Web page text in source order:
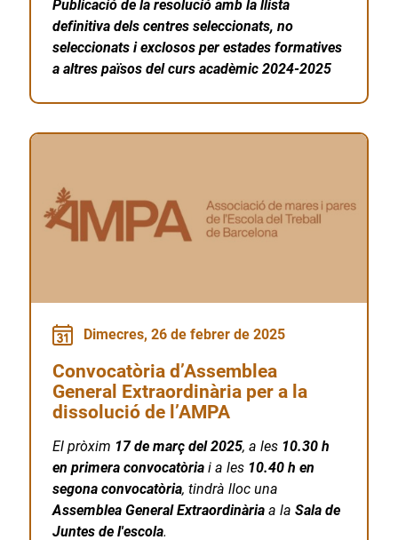
Publicació de la resolució amb la llista
definitiva dels centres seleccionats, no
seleccionats i exclosos per estades formatives
a altres països del curs acadèmic 2024-2025
Dimecres, 26 de febrer de 2025
Convocatòria d’Assemblea
General Extraordinària per a la
dissolució de l’AMPA
El pròxim 17 de març del 2025, a les 10.30 h
en primera convocatòria i a les 10.40 h en
segona convocatòria, tindrà lloc una
Assemblea General Extraordinària a laSala de
Juntes de l'escola.